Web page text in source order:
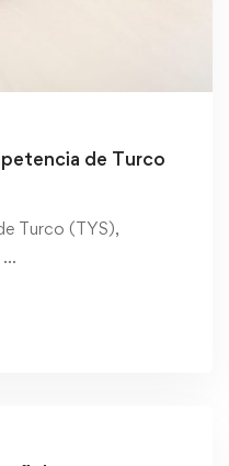
de Turco
Turco (TYS),
…